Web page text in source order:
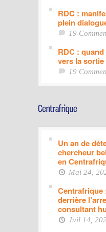
RDC :
plein
19
RDC :
vers la sortie
19
Un an de
chercheur
en
Mai 24,
Centrafrique
derrière
consultant
Juil 14,